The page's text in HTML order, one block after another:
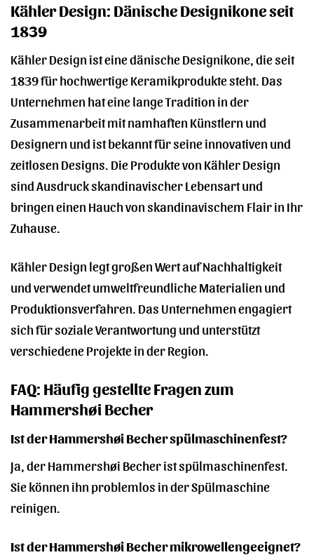
Kähler Design: Dänische Designikone seit
1839
Kähler Design ist eine dänische Designikone, die seit
1839 für hochwertige Keramikprodukte steht. Das
Unternehmen hat eine lange Tradition in der
Zusammenarbeit mit namhaften Künstlern und
Designern und ist bekannt für seine innovativen und
zeitlosen Designs. Die Produkte von Kähler Design
sind Ausdruck skandinavischer Lebensart und
bringen einen Hauch von skandinavischem Flair in Ihr
Zuhause.
Kähler Design legt großen Wert auf Nachhaltigkeit
und verwendet umweltfreundliche Materialien und
Produktionsverfahren. Das Unternehmen engagiert
sich für soziale Verantwortung und unterstützt
verschiedene Projekte in der Region.
FAQ: Häufig gestellte Fragen zum
Hammershøi Becher
Ist der Hammershøi Becher spülmaschinenfest?
Ja, der Hammershøi Becher ist spülmaschinenfest.
Sie können ihn problemlos in der Spülmaschine
reinigen.
Ist der Hammershøi Becher mikrowellengeeignet?